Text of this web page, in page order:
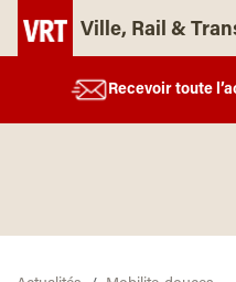
Ville, Rail &
Recevoir toute